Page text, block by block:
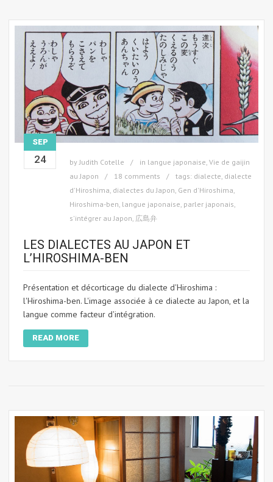
SEP
24 byJudith Cotelle in langue japonaise, Vie de gaijin
au Japon
18 comments tags: dialecte, dialecte
d'Hiroshima, dialectes du Japon, Gen d'Hiroshima,
Hiroshima-ben, langue japonaise, parler japonais,
s'intégrer au Japon, 広島弁
LES DIALECTES AU JAPON ET
L’HIROSHIMA-BEN
Présentation et décorticage du dialecte d'Hiroshima :
l'Hiroshima-ben. L'image associée à ce dialecte au Japon, et la
langue comme facteur d'intégration.
READ MORE